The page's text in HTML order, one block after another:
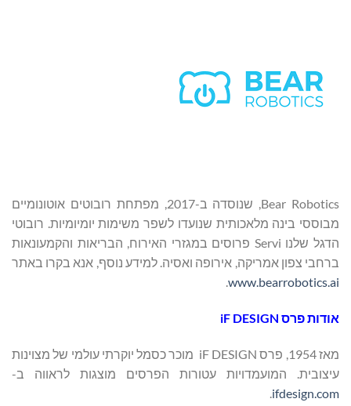
Bear Robotics, שנוסדה ב-2017, מפתחת רובוטים אוטונומיים
מבוססי בינה מלאכותית שנועדו לשפר משימות יומיומיות. רובוטי
הדגל שלנו Servi פרוסים במגזרי האירוח, הבריאות והקמעונאות
ברחבי צפון אמריקה, אירופה ואסיה. למידע נוסף, אנא בקרו באתר
www.bearrobotics.ai
.
אודות פרס iF DESIGN
מאז 1954, פרס iF DESIGN מוכר כסמל יוקרתי עולמי של מצוינות
עיצובית. המועמדויות עטורות הפרסים מוצגות לראווה ב-
ifdesign.com